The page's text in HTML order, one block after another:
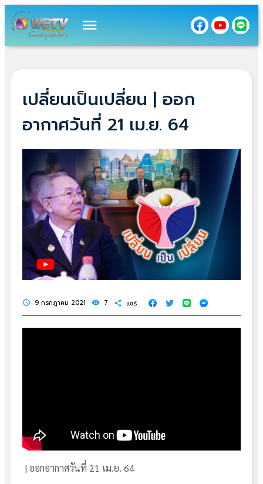
menu
เปลี่ยนเป็นเปลี่ยน | ออก
อากาศวันที่ 21 เม.ย. 64
schedule 9 กรกฎาคม 2021 visibility 7 share แชร์
| ออกอากาศวันที่ 21 เม.ย. 64